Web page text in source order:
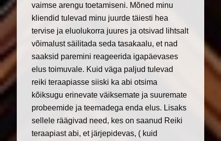
vaimse arengu toetamiseni. Mõned minu
kliendid tulevad minu juurde täiesti hea
tervise ja eluolukorra juures ja otsivad lihtsalt
võimalust säilitada seda tasakaalu, et nad
saaksid paremini reageerida igapäevases
elus toimuvale. Kuid väga paljud tulevad
reiki teraapiasse siiski ka abi otsima
kõiksugu erinevate väiksemate ja suuremate
probeemide ja teemadega enda elus. Lisaks
sellele räägivad need, kes on saanud Reiki
teraapiast abi, et järjepidevas, ( kuid